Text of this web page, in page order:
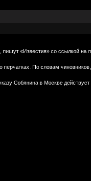
«Известия» со ссылкой на
По словам
Собянина в Москве